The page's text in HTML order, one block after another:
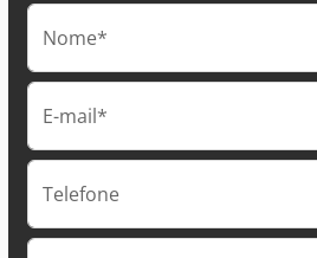
Nome*
E-mail*
Telefone